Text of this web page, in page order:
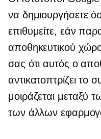
να δημιουργήσετε
επιθυμείτε, εάν
αποθηκευτικού
σας ότι αυτός ο
αντικατοπτρίζει το
μοιράζεται μεταξύ
των άλλων